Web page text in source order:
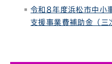
令和8年度浜松市中小
支援事業費補助金（三